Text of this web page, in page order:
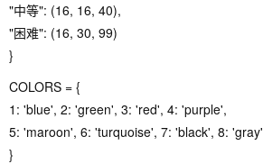
"中等": (16, 16, 40),
"困难": (16, 30, 99)
}
COLORS = {
1: 'blue', 2: 'green', 3: 'red', 4: 'purple',
5: 'maroon', 6: 'turquoise', 7: 'black', 8: 'gray'
}